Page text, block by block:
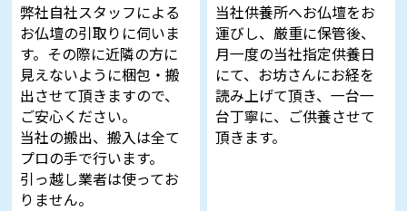
弊社自社スタッフによる
お仏壇の引取りに伺いま
す。その際に近隣の方に
見えないように梱包・搬
出させて頂きますので、
ご安心ください。
当社の搬出、搬入は全て
プロの手で行います。
引っ越し業者は使ってお
りません。
当社供養所へお仏壇をお
運びし、厳重に保管後、
月一度の当社指定供養日
にて、お坊さんにお経を
読み上げて頂き、一台一
台丁寧に、ご供養させて
頂きます。